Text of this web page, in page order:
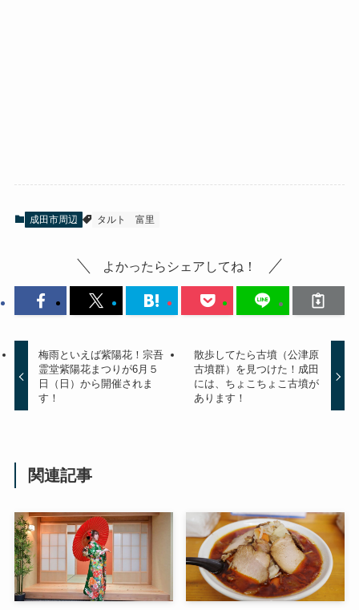
成田市周辺 タルト 富里
よかったらシェアしてね！
梅雨といえば紫陽花！宗吾
霊堂紫陽花まつりが6月５
日（日）から開催されま
す！
散歩してたら古墳（公津原
古墳群）を見つけた！成田
には、ちょこちょこ古墳が
あります！
関連記事